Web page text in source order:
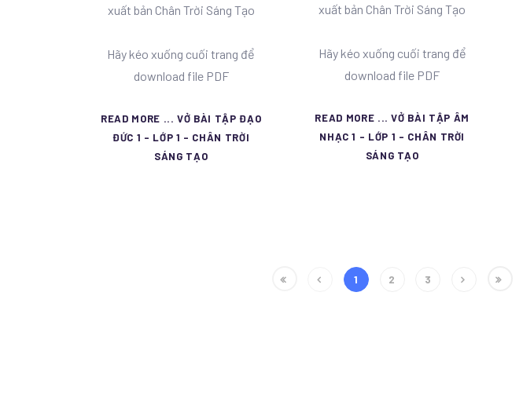
xuất bản Chân Trời Sáng Tạo
Hãy kéo xuống cuối trang để
download file PDF
READ MORE ... VỞ BÀI TẬP ĐẠO
ĐỨC 1 - LỚP 1 - CHÂN TRỜI
SÁNG TẠO
xuất bản Chân Trời Sáng Tạo
Hãy kéo xuống cuối trang để
download file PDF
READ MORE ... VỞ BÀI TẬP ÂM
NHẠC 1 - LỚP 1 - CHÂN TRỜI
SÁNG TẠO
1 2 3